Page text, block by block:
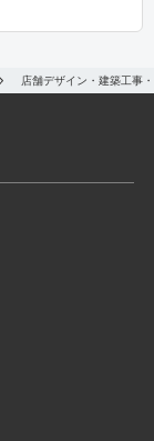
店舗デザイン・建築工事